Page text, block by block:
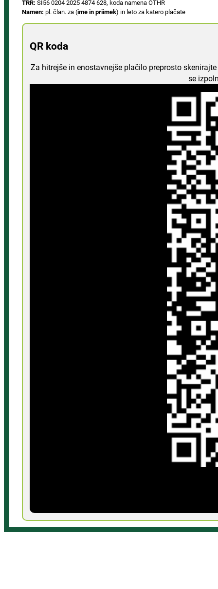
TRR: SI56 0204 2025 4874 628, koda namena OTHR
Namen: pl. član. za (ime in priimek) in leto za katero plačate
QR koda
Za hitrejše in enostavnejše plačilo preprosto
se